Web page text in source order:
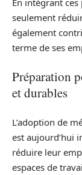
seulement
également
terme de ses
Préparation
et durables
L’adoption de
est aujourd’hui
réduire leur
espaces de